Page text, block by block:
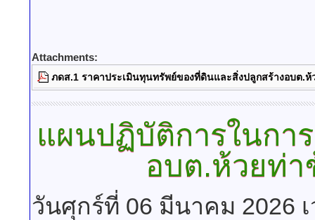
Attachments:
ภดส.1 ราคาประเมินทุนทรัพย์ของที่ดินและสิ่งปลูกสร้างอบต.ห้
แผนปฏิบัติการในกา
อบต.ห้วยท่า
วันศุกร์ที่ 06 มีนาคม 2026